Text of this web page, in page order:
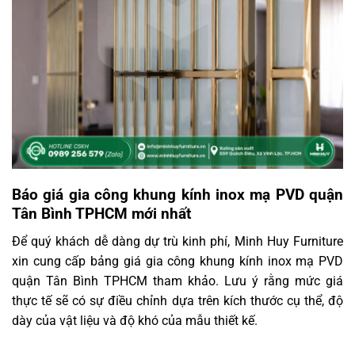
Báo giá gia công khung kính inox mạ PVD quận
Tân Bình TPHCM mới nhất
Để quý khách dễ dàng dự trù kinh phí, Minh Huy Furniture
xin cung cấp bảng giá gia công khung kính inox mạ PVD
quận Tân Bình TPHCM tham khảo. Lưu ý rằng mức giá
thực tế sẽ có sự điều chỉnh dựa trên kích thước cụ thể, độ
dày của vật liệu và độ khó của mẫu thiết kế.